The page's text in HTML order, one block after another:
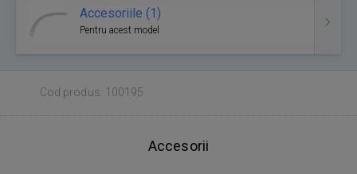
Accesoriile (1)
Pentru acest model
Cod produs: 100195
Accesorii